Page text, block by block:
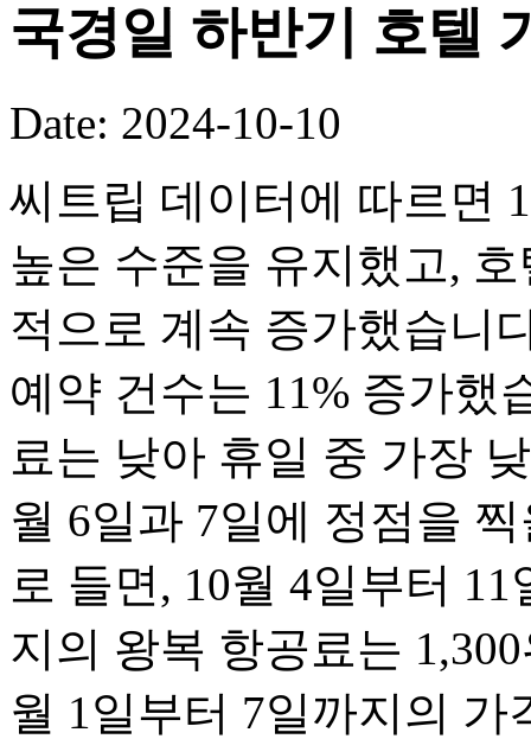
국경일 하반기 호텔
Date: 2024-10-10
씨트립 데이터에 따르면
높은 수준을 유지했고,
적으로 계속 증가했습니
예약 건수는 11% 증가했
료는 낮아 휴일 중 가장
월 6일과 7일에 정점을
로 들면, 10월 4일부터
지의 왕복 항공료는
월 1일부터 7일까지의 가